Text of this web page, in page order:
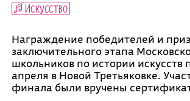
Искусство
Награждение победителей и
заключительного этапа
школьников по истории искусств
апреля в Новой Третьяковке.
финала были вручены